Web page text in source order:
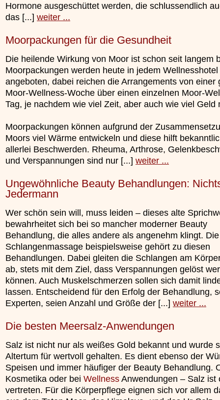
Hormone ausgeschüttet werden, die schlussendlich
das [...] weiter ...
Moorpackungen für die Gesundheit
Die heilende Wirkung von Moor ist schon seit langem
Moorpackungen werden heute in jedem Wellnesshotel
angeboten, dabei reichen die Arrangements von einer
Moor-Wellness-Woche über einen einzelnen Moor-
Tag, je nachdem wie viel Zeit, aber auch wie viel Geld
Moorpackungen können aufgrund der
Moors viel Wärme entwickeln und diese hilft
allerlei Beschwerden. Rheuma, Arthrose,
und Verspannungen sind nur [...] weiter ...
Ungewöhnliche Beauty Behandlungen:
Jedermann
Wer schön sein will, muss leiden – dieses alte
bewahrheitet sich bei so mancher moderner Beauty
Behandlung, die alles andere als angenehm klingt. Die
Schlangenmassage beispielsweise gehört zu diesen
Behandlungen. Dabei gleiten die Schlangen am
ab, stets mit dem Ziel, dass Verspannungen gelöst
können. Auch Muskelschmerzen sollen sich damit
lassen. Entscheidend für den Erfolg der Behandlung,
Experten, seien Anzahl und Größe der [...] weiter ...
Die besten Meersalz-Anwendungen
Salz ist nicht nur als weißes Gold bekannt und wurde
Altertum für wertvoll gehalten. Es dient ebenso der
Speisen und immer häufiger der Beauty Behandlung.
Kosmetika oder bei WellnessAnwendungen – Salz ist
vertreten. Für die Körperpflege eignen sich vor allem